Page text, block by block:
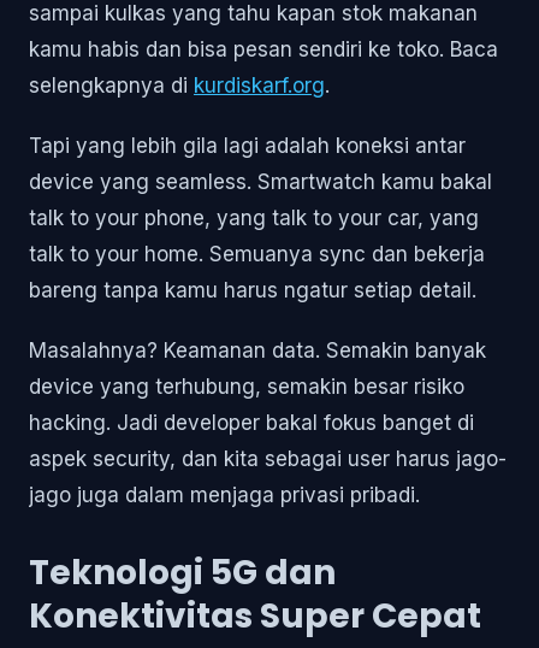
sampai kulkas yang tahu kapan stok makanan
kamu habis dan bisa pesan sendiri ke toko. Baca
selengkapnya di kurdiskarf.org.
Tapi yang lebih gila lagi adalah koneksi antar
device yang seamless. Smartwatch kamu bakal
talk to your phone, yang talk to your car, yang
talk to your home. Semuanya sync dan bekerja
bareng tanpa kamu harus ngatur setiap detail.
Masalahnya? Keamanan data. Semakin banyak
device yang terhubung, semakin besar risiko
hacking. Jadi developer bakal fokus banget di
aspek security, dan kita sebagai user harus jago-
jago juga dalam menjaga privasi pribadi.
Teknologi 5G dan
Konektivitas Super Cepat